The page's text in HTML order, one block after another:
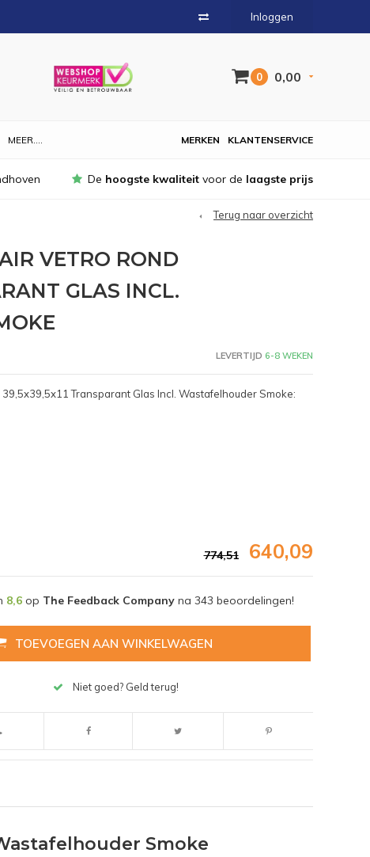
Inloggen
0 0,00
MEER.... KLANTENSERVICE
MERKEN
De hoogste kwaliteit voor de laagste prijs
Terug naar overzicht
VETRO ROND
GLAS INCL.
LEVERTIJD 6-8 WEKEN
Transparant Glas Incl. Wastafelhouder Smoke:
774,51 640,09
8,6op The Feedback Companyna 343 beoordelingen!
TOEVOEGEN AAN WINKELWAGEN
Niet goed? Geld terug!
Smoke